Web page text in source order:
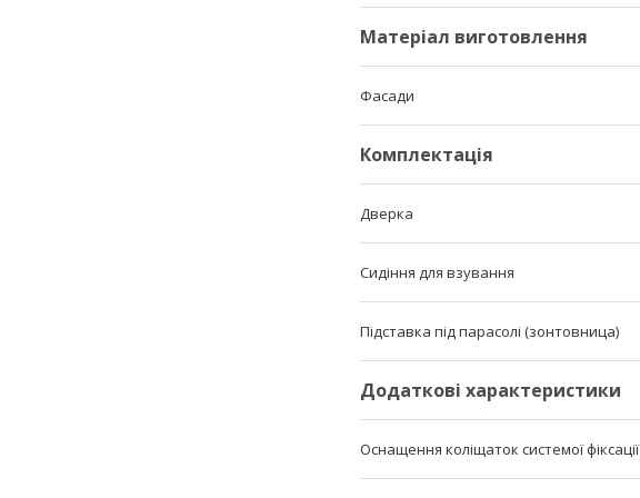
Матеріал виготовлення
Фасади
Комплектація
Дверка
Сидіння для взування
Підставка під парасолі (зонтовница)
Додаткові характеристики
Оснащення коліщаток системої фіксації